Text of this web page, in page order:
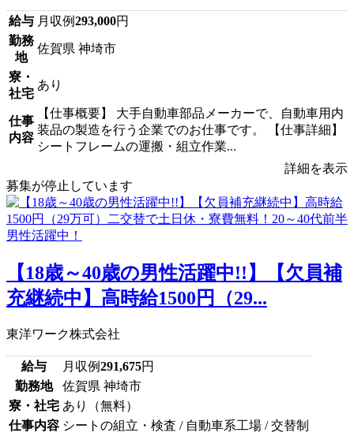
給与 月収例293,000円
勤務
地
佐賀県 神埼市
寮・
社宅
あり
仕事
内容
【仕事概要】 大手自動車部品メーカーで、自動車用内
装品の製造を行う企業でのお仕事です。 【仕事詳細】
シートフレームの運搬・組立作業...
詳細を表示
募集が停止しています
【18歳～40歳の男性活躍中!!】【欠員補
充継続中】高時給1500円（29...
東洋ワーク株式会社
給与 月収例291,675円
勤務地
佐賀県 神埼市
寮・社宅 あり（無料）
仕事内容 シートの組立・検査 / 自動車系工場 / 交替制